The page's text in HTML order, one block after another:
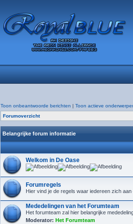
Toon onbeantwoorde berichten | Toon actieve
Forumoverzicht
Belangrijke forum informatie
Welkom in De Oase
Forumregels
Hier vind je de regels waar iedereen zich aan
Mededelingen van het Forumteam
Het forumteam zal hier belangrijke
Moderator: Het Forumteam